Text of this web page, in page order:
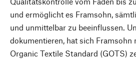
und ermöglicht es Framsohn,
und unmittelbar zu beeinflussen.
dokumentieren, hat sich Framsohn
Organic Textile Standard (GOTS)